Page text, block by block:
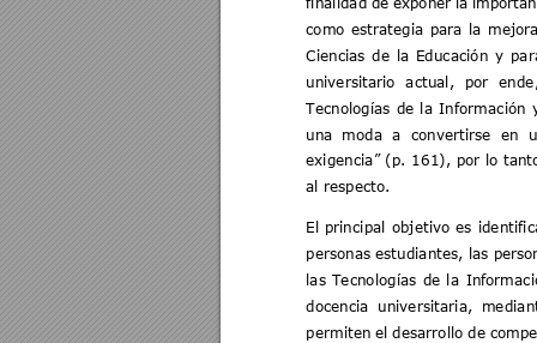
como estrategia para la
Ciencias de la Educación y
universitario
actual, por ende
Tecnologías de la Información
una
moda a convertirse en
exigencia” (p. 161), por lo t
al respecto.
El principal objetivo es id
personas estudiantes, las p
las Tecnologías de la Informaci
docencia
universitaria,
permiten el desarrollo de